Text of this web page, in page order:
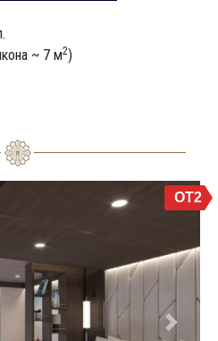
~ 7 м2)
Next
OT2